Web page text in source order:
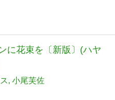
に花束を〔新版〕(ハヤ
小尾芙佐